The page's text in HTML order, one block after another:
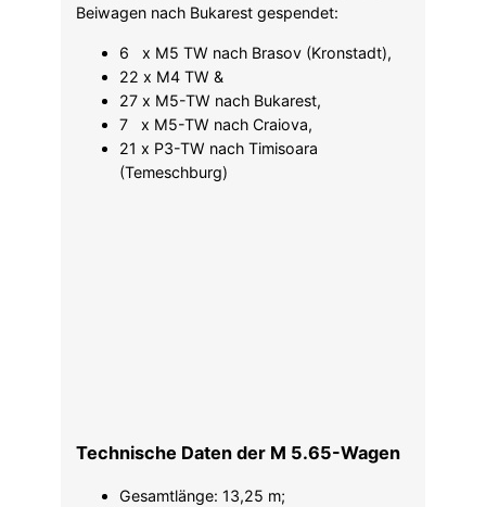
Beiwagen nach Bukarest gespendet:
6 x M5 TW nach Brasov (Kronstadt),
22 x M4 TW &
27 x M5-TW nach Bukarest,
7 x M5-TW nach Craiova,
21 x P3-TW nach Timisoara
(Temeschburg)
Technische Daten der M 5.65-Wagen
Gesamtlänge: 13,25 m;